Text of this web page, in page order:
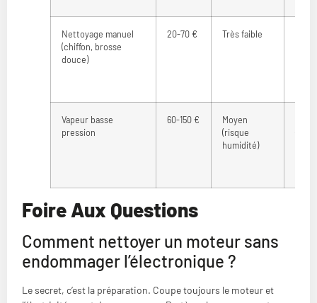
Nettoyage manuel
(chiffon, brosse
douce)
20-70 € Très faible
Vapeur basse
pression
60-150 €
Moyen
(risque
humidité)
Foire Aux Questions
Comment nettoyer un moteur sans
endommager l’électronique ?
Le secret, c’est la préparation. Coupe toujours le moteur et